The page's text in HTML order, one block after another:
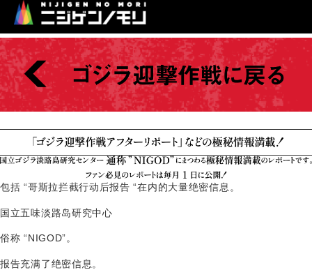
包括 “哥斯拉拦截行动后报告 “在内的大量绝密信息。
国立五味淡路岛研究中心
俗称 “NIGOD”。
报告充满了绝密信息。